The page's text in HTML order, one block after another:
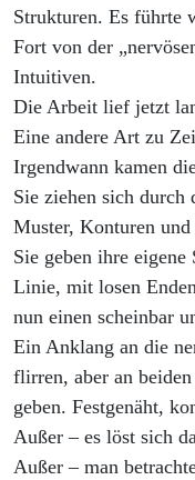
Strukturen. Es führte
Fort von der
Intuitiven.
Die Arbeit lief jetzt
Eine andere Art zu
Irgendwann kamen
Sie ziehen sich durch
Muster, Konturen und
Sie geben ihre
Linie, mit losen
nun einen scheinbar
Ein Anklang an die
flirren, aber an
geben. Festgenäht,
Außer – es löst sich
Außer – man